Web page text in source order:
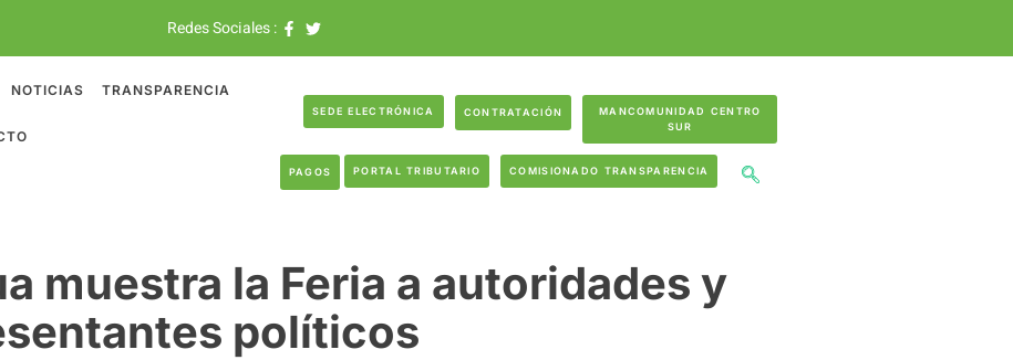
Redes Sociales :
NOTICIAS TRANSPARENCIA
SEDE ELECTRÓNICA CONTRATACIÓN
MANCOMUNIDAD CENTRO
SUR
PAGOS PORTAL TRIBUTARIO COMISIONADO TRANSPARENCIA
muestra la Feria a autoridades y
políticos